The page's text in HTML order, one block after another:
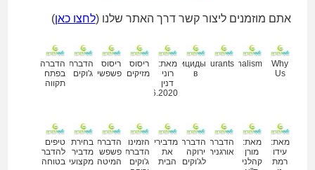
אתם מוזמנים ליצור קשר דרך האתר שלנו (לחצו כאן)
Why
Us
Professionalism
Restaurants
Пестициды
в
מאת:
רוני
דנין
30.06.2020
ריסוס
מזיקים
ריסוס
פשפשים
הדברת
ג'וקים
הדברה
בפתח
תקווה
מאת:
עידו
רמת
מאת:
מורן
קהלני
הדברה
אורגנית
הדברה
ירוקה
לג'וקים
מדבירים
את
הבית
הזמינו
הדברת
ג'וקים
הדברת
פשפש
המיטה
בחירת
מדביר
מקצועי
טיפים
להדברה
בטוחה